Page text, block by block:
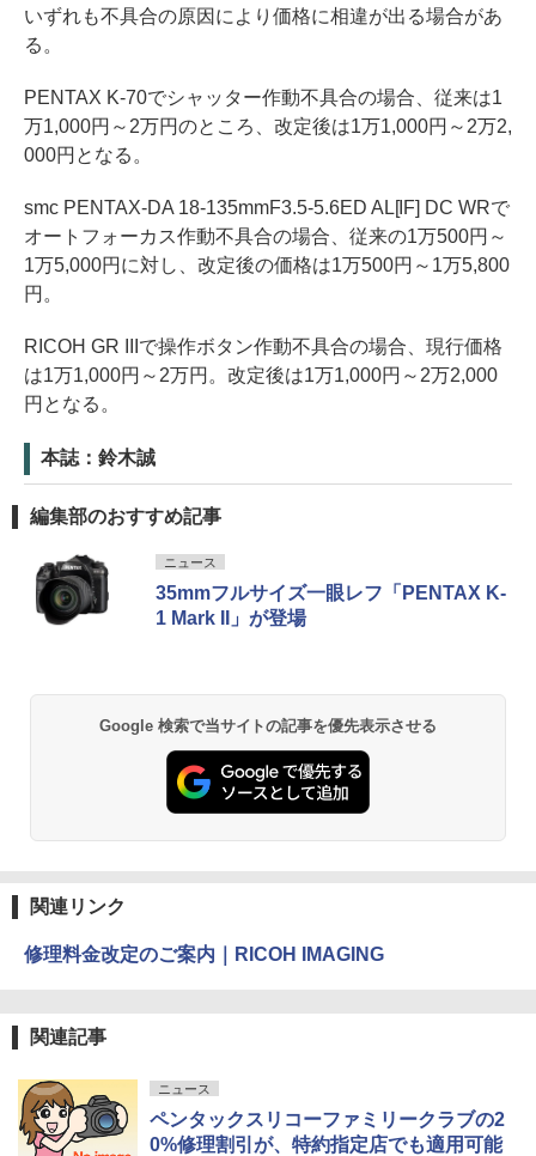
いずれも不具合の原因により価格に相違が出る場合があ
る。
PENTAX K-70でシャッター作動不具合の場合、従来は1
万1,000円～2万円のところ、改定後は1万1,000円～2万2,
000円となる。
smc PENTAX-DA 18-135mmF3.5-5.6ED AL[IF] DC WRで
オートフォーカス作動不具合の場合、従来の1万500円～
1万5,000円に対し、改定後の価格は1万500円～1万5,800
円。
RICOH GR IIIで操作ボタン作動不具合の場合、現行価格
は1万1,000円～2万円。改定後は1万1,000円～2万2,000
円となる。
本誌：鈴木誠
編集部のおすすめ記事
ニュース
35mmフルサイズ一眼レフ「PENTAX K-
1 Mark II」が登場
Google 検索で当サイトの記事を優先表示させる
関連リンク
修理料金改定のご案内｜RICOH IMAGING
関連記事
ニュース
ペンタックスリコーファミリークラブの2
0%修理割引が、特約指定店でも適用可能